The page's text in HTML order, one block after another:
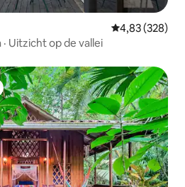
Gemiddelde
4,83 (328)
Uitzicht op de vallei